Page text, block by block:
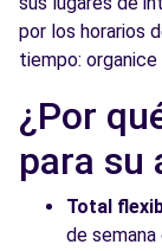
por los horarios
tiempo:
¿Por
para su
Total
de semana